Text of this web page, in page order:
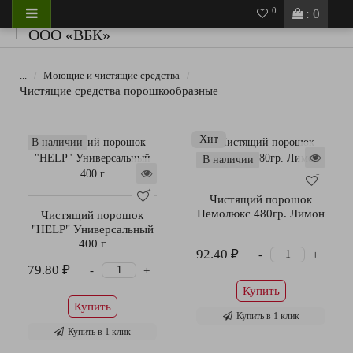
: 0
0
... Моющие и чистящие средства
Чистящие средства порошкообразные
В наличии
Чистящий порошок
"HELP" Универсальный
400 г
79.80 ₽ +
-
Купить
Купить в 1 клик
Хит
В наличии
Чистящий порошок
Пемолюкс 480гр. Лимон
92.40 ₽ +
-
Купить
Купить в 1 клик